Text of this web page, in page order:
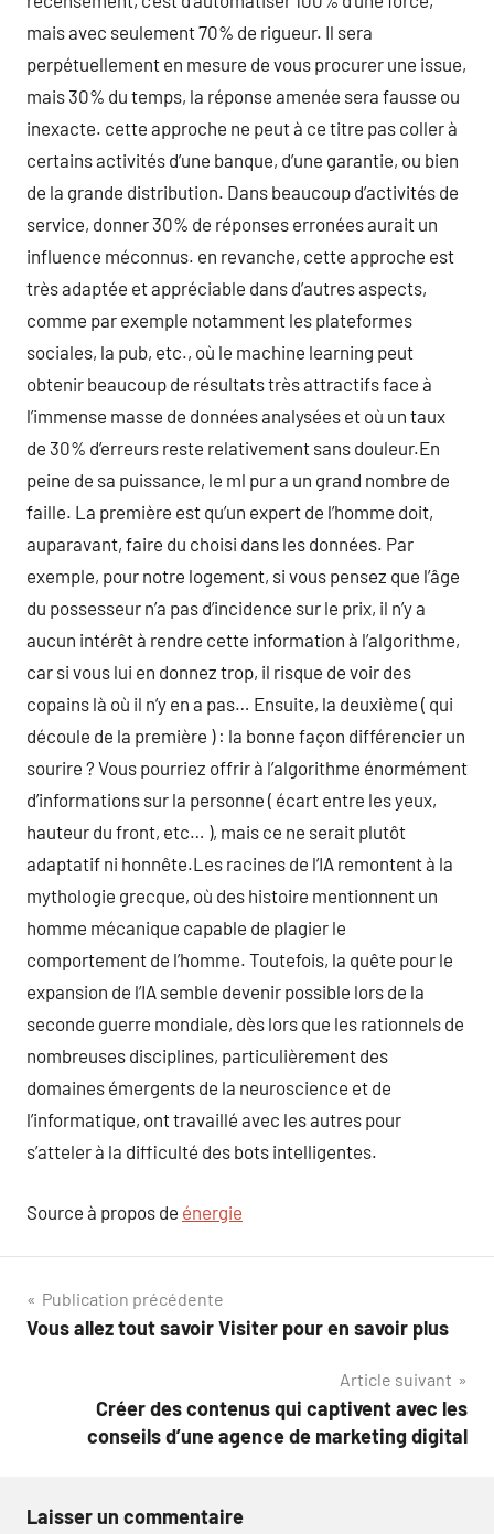
mais avec seulement 70% de rigueur. Il sera
perpétuellement en mesure de vous procurer une issue,
mais 30% du temps, la réponse amenée sera fausse ou
inexacte. cette approche ne peut à ce titre pas coller à
certains activités d’une banque, d’une garantie, ou bien
de la grande distribution. Dans beaucoup d’activités de
service, donner 30% de réponses erronées aurait un
influence méconnus. en revanche, cette approche est
très adaptée et appréciable dans d’autres aspects,
comme par exemple notamment les plateformes
sociales, la pub, etc., où le machine learning peut
obtenir beaucoup de résultats très attractifs face à
l’immense masse de données analysées et où un taux
de 30% d’erreurs reste relativement sans douleur.En
peine de sa puissance, le ml pur a un grand nombre de
faille. La première est qu’un expert de l’homme doit,
auparavant, faire du choisi dans les données. Par
exemple, pour notre logement, si vous pensez que l’âge
du possesseur n’a pas d’incidence sur le prix, il n’y a
aucun intérêt à rendre cette information à l’algorithme,
car si vous lui en donnez trop, il risque de voir des
copains là où il n’y en a pas… Ensuite, la deuxième ( qui
découle de la première ) : la bonne façon différencier un
sourire ? Vous pourriez offrir à l’algorithme énormément
d’informations sur la personne ( écart entre les yeux,
hauteur du front, etc… ), mais ce ne serait plutôt
adaptatif ni honnête.Les racines de l’IA remontent à la
mythologie grecque, où des histoire mentionnent un
homme mécanique capable de plagier le
comportement de l’homme. Toutefois, la quête pour le
expansion de l’IA semble devenir possible lors de la
seconde guerre mondiale, dès lors que les rationnels de
nombreuses disciplines, particulièrement des
domaines émergents de la neuroscience et de
l’informatique, ont travaillé avec les autres pour
s’atteler à la difficulté des bots intelligentes.
Source à propos de énergie
Navigation
de
Publication précédente
Vous allez tout savoir Visiter pour en savoir plus
Article suivant
Créer des contenus qui captivent avec les
conseils d’une agence de marketing digital
Laisser un commentaire